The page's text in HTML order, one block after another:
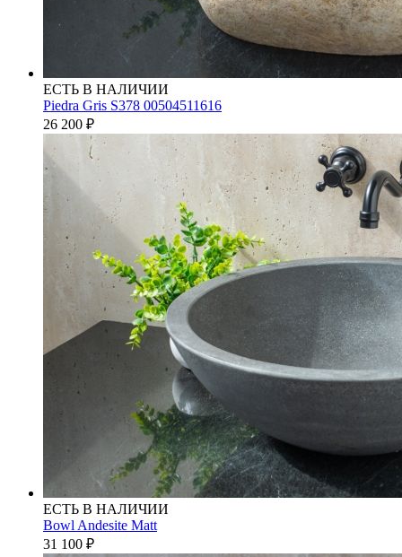
ЕСТЬ В НАЛИЧИИ
Piedra Gris S378 00504511616
26 200 ₽
ЕСТЬ В НАЛИЧИИ
Bowl Andesite Matt
31 100 ₽